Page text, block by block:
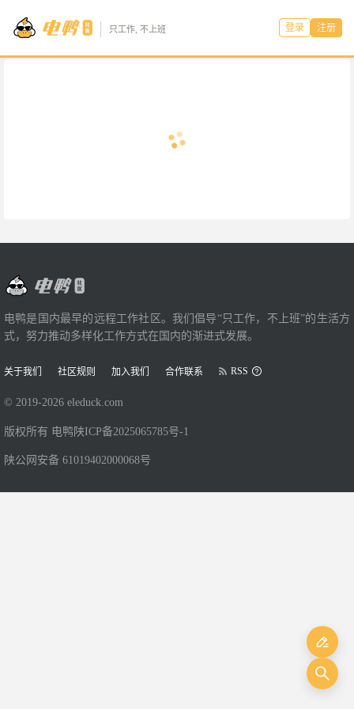
只工作, 不上班 登录 注册
电鸭是国内最早的远程工作社区。我们倡导“只工作，不上班”的生活方
式，努力推动多样化工作方式在国内的渐进式发展。
关于我们 社区规则 加入我们 合作联系 RSS
© 2019-2026 eleduck.com
版权所有 电鸭 陕ICP备2025065785号-1
陕公网安备 61019402000068号